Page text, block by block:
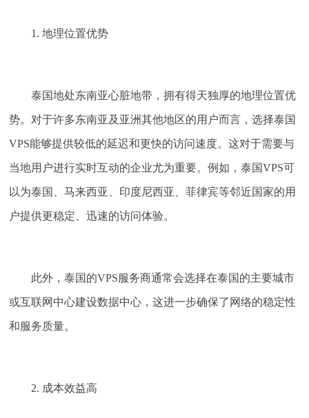
1. 地理位置优势
泰国地处东南亚心脏地带，拥有得天独厚的地理位置优
势。对于许多东南亚及亚洲其他地区的用户而言，选择泰国
VPS能够提供较低的延迟和更快的访问速度。这对于需要与
当地用户进行实时互动的企业尤为重要。例如，泰国VPS可
以为泰国、马来西亚、印度尼西亚、菲律宾等邻近国家的用
户提供更稳定、迅速的访问体验。
此外，泰国的VPS服务商通常会选择在泰国的主要城市
或互联网中心建设数据中心，这进一步确保了网络的稳定性
和服务质量。
2. 成本效益高